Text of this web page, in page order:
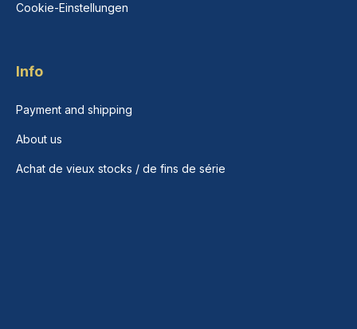
Cookie-Einstellungen
Info
Payment and shipping
About us
Achat de vieux stocks / de fins de série